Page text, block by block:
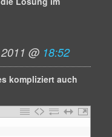
@ 18:52
kompliziert auch